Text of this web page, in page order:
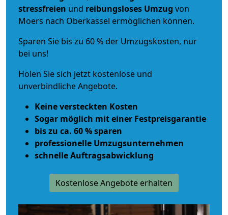
stressfreien und reibungsloses Umzug von
Moers nach Oberkassel ermöglichen können.
Sparen Sie bis zu 60 % der Umzugskosten, nur
bei uns!
Holen Sie sich jetzt kostenlose und
unverbindliche Angebote.
Keine versteckten Kosten
Sogar möglich mit einer Festpreisgarantie
bis zu ca. 60 % sparen
professionelle Umzugsunternehmen
schnelle Auftragsabwicklung
Kostenlose Angebote erhalten